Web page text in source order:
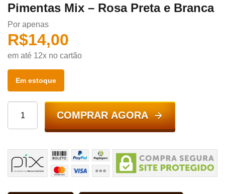
Pimentas Mix – Rosa Preta e Branca
Por apenas
R$14,00
em até 12x no cartão
Em estoque
COMPRAR AGORA